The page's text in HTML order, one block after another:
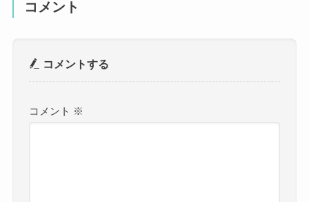
コメント
コメントする
コメント ※